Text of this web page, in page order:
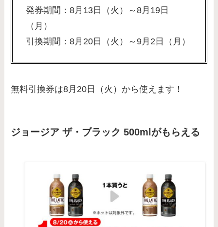
発券期間：8月13日（火）～8月19日
（月）
引換期間：8月20日（火）～9月2日（月）
無料引換券は8月20日（火）から使えます！
ジョージア ザ・ブラック 500mlがもらえる